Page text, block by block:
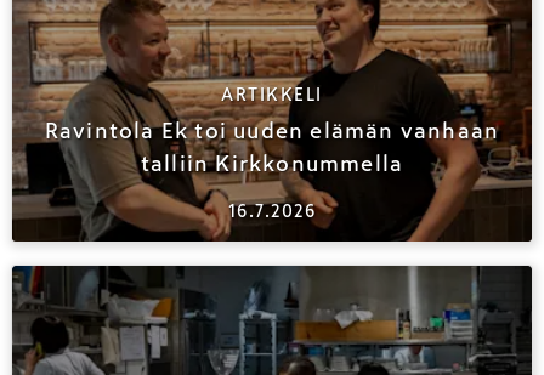
ARTIKKELI
Ravintola Ek toi uuden elämän vanhaan
talliin Kirkkonummella
16.7.2026